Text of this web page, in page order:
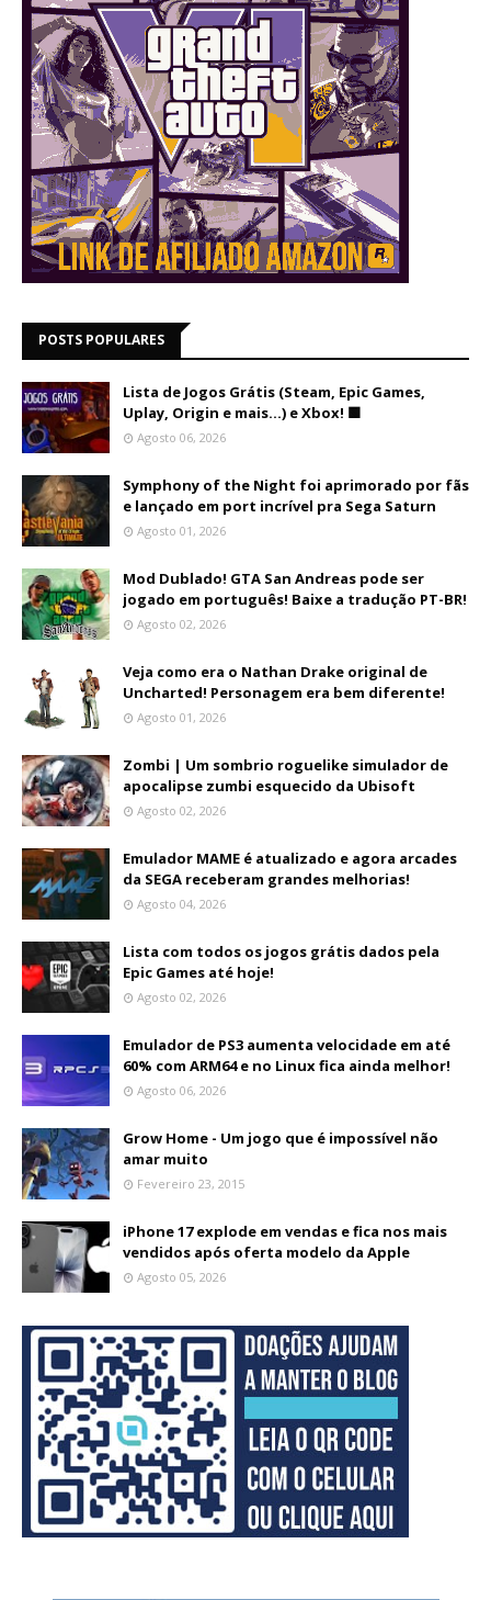
POSTS POPULARES
Lista de Jogos Grátis (Steam, Epic Games,
Uplay, Origin e mais...) e Xbox! 🟩
Agosto 06, 2026
Symphony of the Night foi aprimorado por fãs
e lançado em port incrível pra Sega Saturn
Agosto 01, 2026
Mod Dublado! GTA San Andreas pode ser
jogado em português! Baixe a tradução PT-BR!
Agosto 02, 2026
Veja como era o Nathan Drake original de
Uncharted! Personagem era bem diferente!
Agosto 01, 2026
Zombi | Um sombrio roguelike simulador de
apocalipse zumbi esquecido da Ubisoft
Agosto 02, 2026
Emulador MAME é atualizado e agora arcades
da SEGA receberam grandes melhorias!
Agosto 04, 2026
Lista com todos os jogos grátis dados pela
Epic Games até hoje!
Agosto 02, 2026
Emulador de PS3 aumenta velocidade em até
60% com ARM64 e no Linux fica ainda melhor!
Agosto 06, 2026
Grow Home - Um jogo que é impossível não
amar muito
Fevereiro 23, 2015
iPhone 17 explode em vendas e fica nos mais
vendidos após oferta modelo da Apple
Agosto 05, 2026